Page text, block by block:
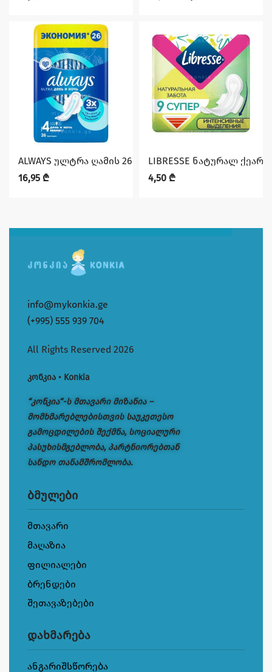
ALWAYS ულტრა ღამის 26 ც
16,95 ₾
LIBRESSE ნატურალ ქეარ
4,50 ₾
info@mykonkia.ge
(+995) 555 939 704
All Rights Reserved 2026
კონკია • Konkia
“კონკია“-ს მთავარი მიზანია –
მომხმარებლებისთვის საუკეთესო
გამოცდილების შექმნა, სოციალური
პასუხისმგებლობა, პარტნიორებთან
სანდო თანამშრომლობა.
ბმულები
მთავარი
მაღაზია
ფილიალები
ბრენდები
შეთავაზებები
დახმარება
ანგარიშსწორება